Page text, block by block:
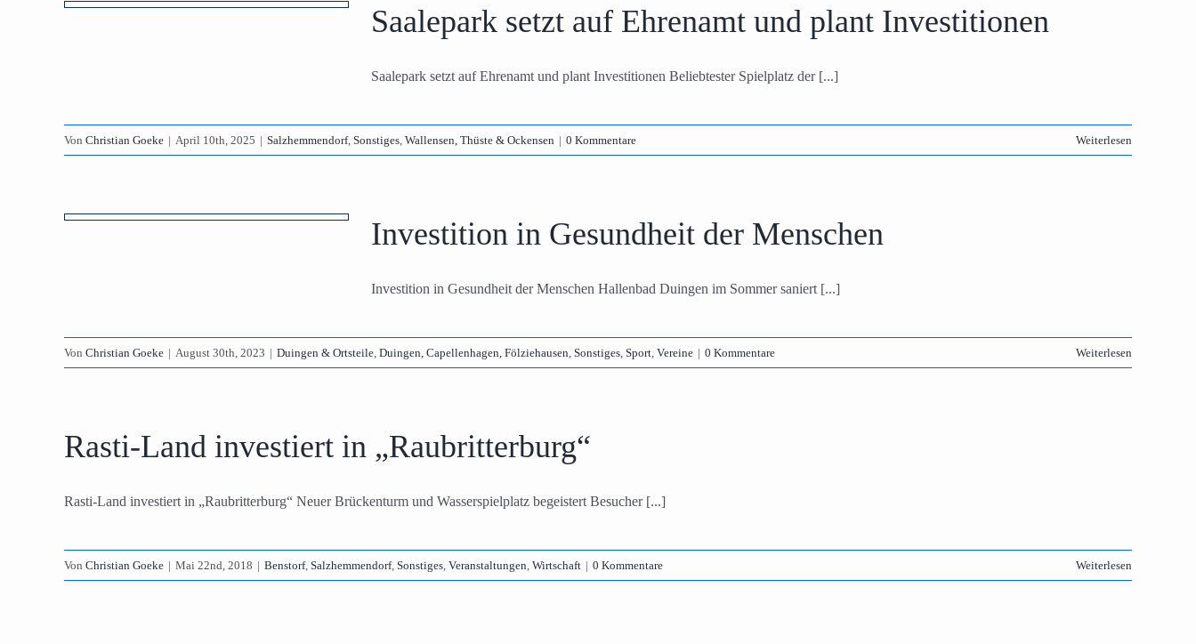
Saalepark setzt auf Ehrenamt und plant Investitionen
Saalepark setzt auf Ehrenamt und plant Investitionen Beliebtester Spielplatz der [...]
Von Christian Goeke | April 10th, 2025 | Salzhemmendorf, Sonstiges Wallensen, Thüste & Ockensen | 0 Kommentare Weiterlesen
Investition in Gesundheit der Menschen
Investition in Gesundheit der Menschen Hallenbad Duingen im Sommer saniert [...]
Von Christian Goeke | August 30th, 2023 | Duingen & Ortsteile Duingen, Capellenhagen, Fölziehausen Sonstiges Sport Vereine | 0 Kommentare Weiterlesen
Rasti-Land investiert in „Raubritterburg“
Rasti-Land investiert in „Raubritterburg“ Neuer Brückenturm und Wasserspielplatz begeistert Besucher [...]
Von Christian Goeke | Mai 22nd, 2018 | Benstorf, Salzhemmendorf, Sonstiges Veranstaltungen Wirtschaft | 0 Kommentare Weiterlesen